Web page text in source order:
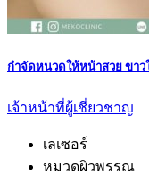
กำจัดหนวดให้หน้าสวย ขาวใ
เจ้าหน้าที่ผู้เชี่ยวชาญ
เลเซอร์
หมวดผิวพรรณ